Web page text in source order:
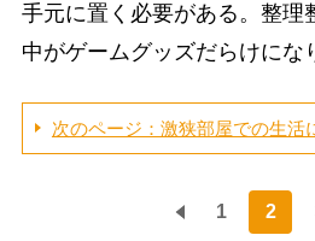
手元に置く必要がある。整理
中がゲームグッズだらけにな
次のページ：激狭部屋での生活
1 2